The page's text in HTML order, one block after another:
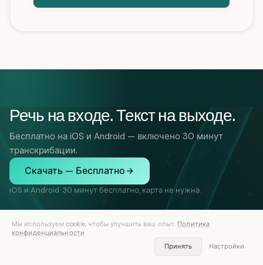
Речь на входе. Текст на выходе.
Бесплатно на iOS и Android — включено 30 минут
транскрибации.
Скачать — Бесплатно
iOS и Android. 30 минут бесплатно, карта не нужна.
РЕШЕНИЯ
Мы используем cookie, чтобы улучшить ваш опыт. Политика
конфиденциальности
Принять
Настройки